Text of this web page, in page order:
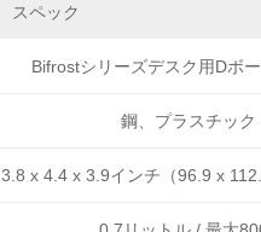
スペック
Bifrostシリーズデスク用Dボ
鋼、プラスチック
3.8 x 4.4 x 3.9インチ（96.9 x